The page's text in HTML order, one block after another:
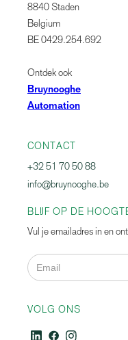
8840 Staden
Belgium
BE 0429.254.692
Ontdek ook
Bruynooghe
Automation
CONTACT
+32 51 70 50 88
info@bruynooghe.be
BLIJF OP DE
Vul je emailadres in en
VOLG ONS